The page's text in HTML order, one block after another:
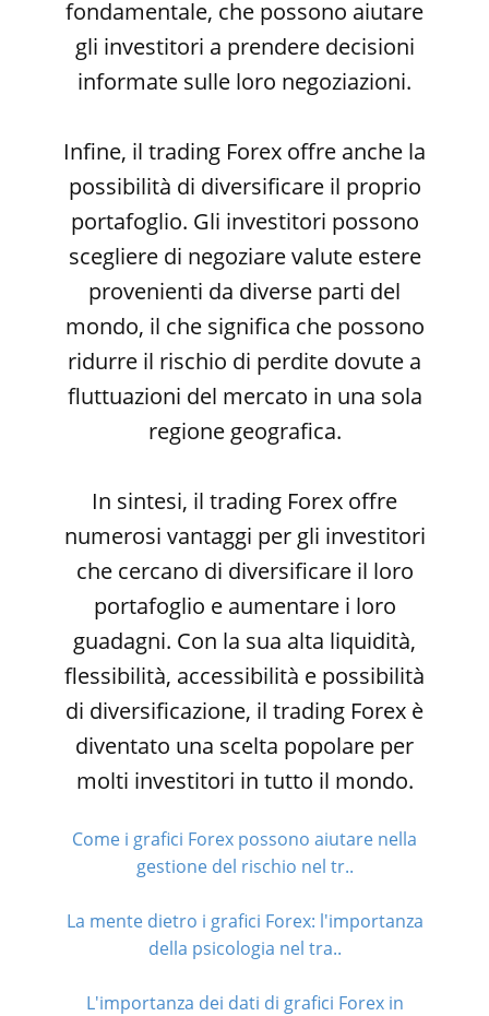
fondamentale, che possono aiutare
gli investitori a prendere decisioni
informate sulle loro negoziazioni.
Infine, il trading Forex offre anche la
possibilità di diversificare il proprio
portafoglio. Gli investitori possono
scegliere di negoziare valute estere
provenienti da diverse parti del
mondo, il che significa che possono
ridurre il rischio di perdite dovute a
fluttuazioni del mercato in una sola
regione geografica.
In sintesi, il trading Forex offre
numerosi vantaggi per gli investitori
che cercano di diversificare il loro
portafoglio e aumentare i loro
guadagni. Con la sua alta liquidità,
flessibilità, accessibilità e possibilità
di diversificazione, il trading Forex è
diventato una scelta popolare per
molti investitori in tutto il mondo.
Come i grafici Forex possono aiutare nella
gestione del rischio nel tr..
La mente dietro i grafici Forex: l'importanza
della psicologia nel tra..
L'importanza dei dati di grafici Forex in